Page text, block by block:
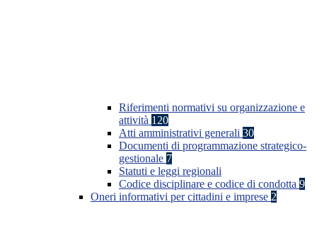
Riferimenti normativi su organizzazione e
attività 120
Atti amministrativi generali 30
Documenti di programmazione strategico-
gestionale 7
Statuti e leggi regionali
Codice disciplinare e codice di condotta 9
Oneri informativi per cittadini e imprese 2